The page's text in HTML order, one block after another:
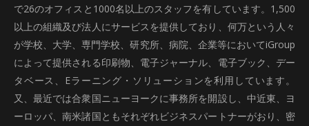
で26のオフィスと1000名以上のスタッフを有しています。1,500
以上の組織及び法人にサービスを提供しており、何万という人々
が学校、大学、専門学校、研究所、病院、企業等においてiGroup
によって提供される印刷物、電子ジャーナル、電子ブック、デー
タベース、Eラーニング・ソリューションを利用しています。
又、最近では合衆国ニューヨークに事務所を開設し、中近東、ヨ
ーロッパ、南米諸国ともそれぞれビジネスパートナーがおり、密